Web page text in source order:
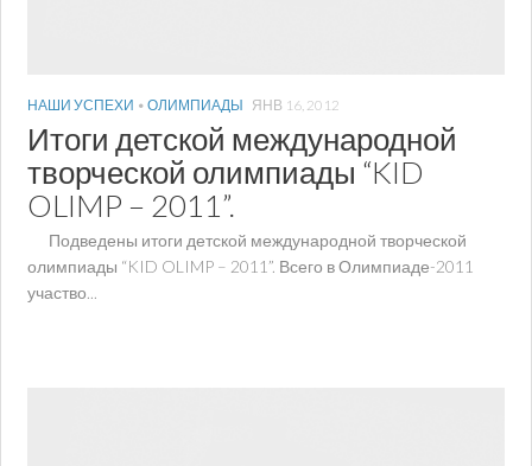
НАШИ УСПЕХИ • ОЛИМПИАДЫ ЯНВ 16, 2012
Итоги детской международной
творческой олимпиады “KID
OLIMP – 2011”.
Подведены итоги детской международной творческой
олимпиады “KID OLIMP – 2011”. Всего в Олимпиаде-2011
участво...